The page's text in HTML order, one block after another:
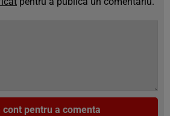
cont pentru a comenta